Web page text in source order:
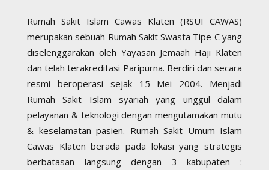
Rumah Sakit Islam Cawas Klaten (RSUI CAWAS)
merupakan sebuah Rumah Sakit Swasta Tipe C yang
diselenggarakan oleh Yayasan Jemaah Haji Klaten
dan telah terakreditasi Paripurna. Berdiri dan secara
resmi beroperasi sejak 15 Mei 2004. Menjadi
Rumah Sakit Islam syariah yang unggul dalam
pelayanan & teknologi dengan mengutamakan mutu
& keselamatan pasien. Rumah Sakit Umum Islam
Cawas Klaten berada pada lokasi yang strategis
berbatasan langsung dengan 3 kabupaten :